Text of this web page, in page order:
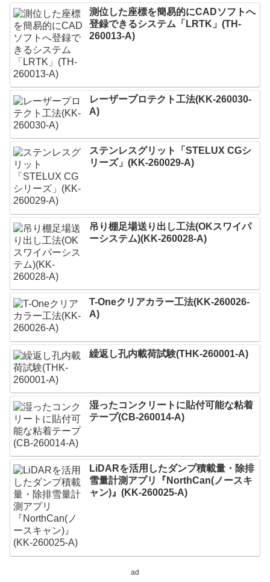
測位した座標を簡易的にCADソフトへ
登録できるシステム「LRTK」(TH-
260013-A)
レーザープロテクト⼯法(KK-260030-
A)
ステンレスグリット「STELUX CGシ
リーズ」(KK-260029-A)
吊り棚足場送り出し工法(OKスワイパ
ーシステム)(KK-260028-A)
T-Oneクリアカラー工法(KK-260026-
A)
繰返し孔内載荷試験(THK-260001-A)
湿ったコンクリートに貼付可能な粘着
テープ(CB-260014-A)
LiDARを活用したダンプ積載量・除排
雪量計測アプリ『NorthCan(ノースキ
ャン)』(KK-260025-A)
ad